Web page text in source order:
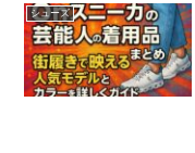
シューズ